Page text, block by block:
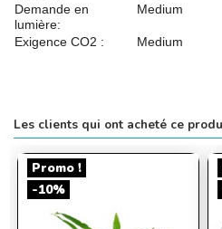
Demande en
lumière:
Medium
Exigence CO2 : Medium
Les clients qui ont acheté ce
Promo !
-10%